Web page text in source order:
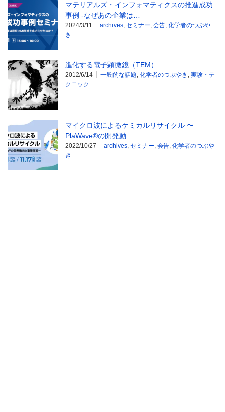
マテリアルズ・インフォマティクスの推進成功
事例 -なぜあの企業は…
2024/3/11 archives, セミナー, 会告, 化学者のつぶや
き
進化する電子顕微鏡（TEM）
2012/6/14 一般的な話題, 化学者のつぶやき , 実験・テ
クニック
マイクロ波によるケミカルリサイクル 〜
PlaWave®︎の開発動…
2022/10/27 archives, セミナー, 会告, 化学者のつぶや
き